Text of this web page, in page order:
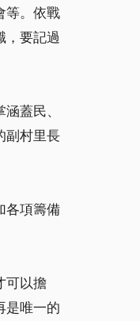
等。依戰
，要記過
蓋民、
副村里長
各項籌備
可以擔
是唯一的